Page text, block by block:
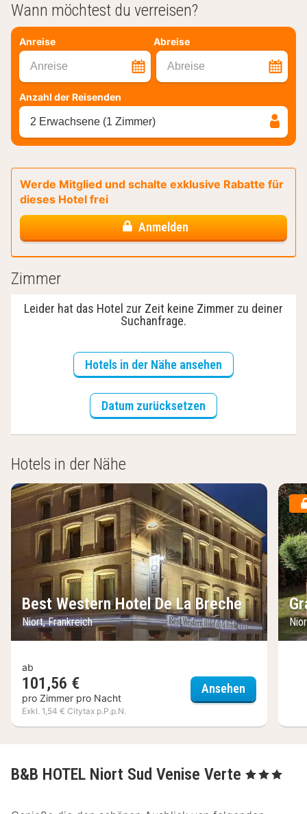
Wann möchtest du verreisen?
Anreise Abreise
Anreise Abreise
Anzahl der Reisenden
2 Erwachsene (1 Zimmer)
Werde Mitglied und schalte exklusive Rabatte für
dieses Hotel frei
Anmelden
Zimmer
Leider hat das Hotel zur Zeit keine Zimmer zu deiner
Suchanfrage.
Hotels in der Nähe ansehen
Datum zurücksetzen
Hotels in der Nähe
Best Western Hotel De La Breche
Niort, Frankreich
ab
101,56 €
pro Zimmer pro Nacht
Exkl. 1,54 € Citytax p.P.p.N.
Ansehen
B&B HOTEL Niort Sud Venise Verte , 3 Sterne